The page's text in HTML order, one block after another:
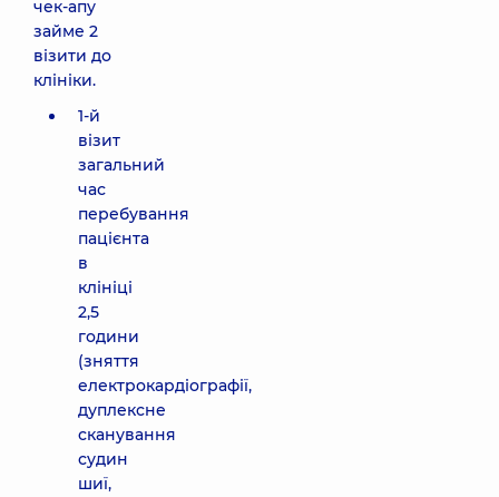
чек-апу
займе 2
візити до
клініки.
1-й
візит
загальний
час
перебування
пацієнта
в
клініці
2,5
години
(зняття
електрокардіографії,
дуплексне
сканування
судин
шиї,